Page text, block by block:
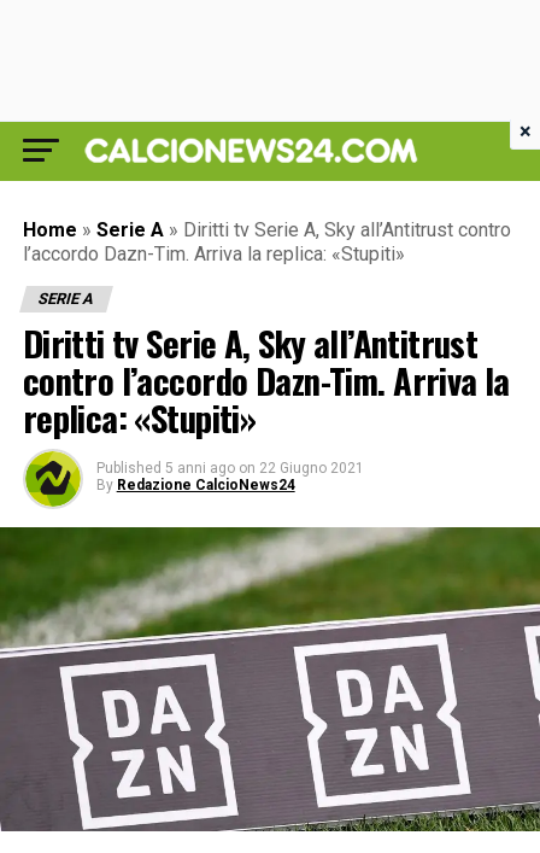
Home » Serie A » Diritti tv Serie A, Sky all’Antitrust contro
l’accordo Dazn-Tim. Arriva la replica: «Stupiti»
SERIE A
Diritti tv Serie A, Sky all’Antitrust
contro l’accordo Dazn-Tim. Arriva la
replica: «Stupiti»
Published 5 anni ago on 22 Giugno 2021
By Redazione CalcioNews24
×